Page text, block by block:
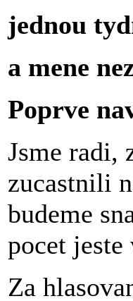
jednou
a mene
Poprve
Jsme radi,
zucastnili
budeme
pocet jeste
Za